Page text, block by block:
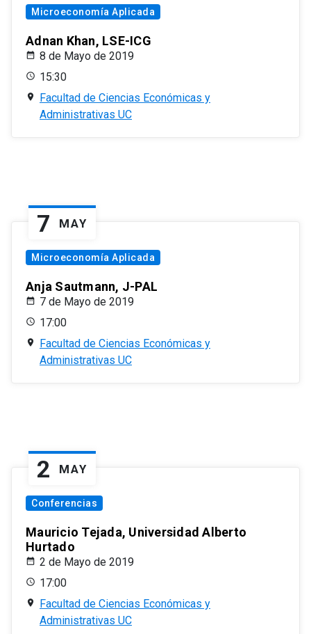
Microeconomía Aplicada
Adnan Khan, LSE-ICG
8 de Mayo de 2019
15:30
Facultad de Ciencias Económicas y
Administrativas UC
7 MAY
Microeconomía Aplicada
Anja Sautmann, J-PAL
7 de Mayo de 2019
17:00
Facultad de Ciencias Económicas y
Administrativas UC
2 MAY
Conferencias
Mauricio Tejada, Universidad Alberto
Hurtado
2 de Mayo de 2019
17:00
Facultad de Ciencias Económicas y
Administrativas UC